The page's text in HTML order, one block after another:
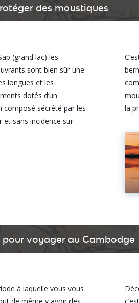
des moustiques
(grand lac) les
sont bien sûr une
longues et les
dotés d’un
composé sécrété par les
sans incidence sur
la
voyager au Cambodge
à laquelle vous vous